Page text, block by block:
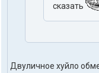
сказать
Двуличное хуйло